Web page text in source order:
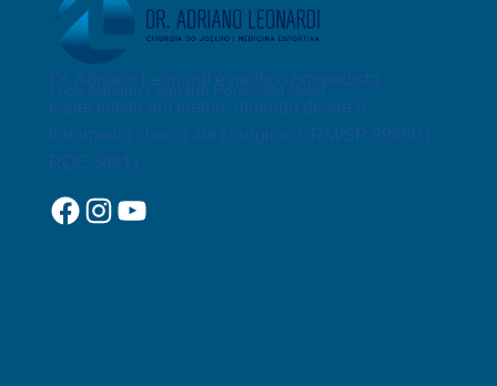
LIGAMENTO
CRUZADO
Logo Adriano Leonardi Horizontal Novo
Dr. Adriano Leonardi é médico ortopedista
especialista em joelho, atuando desde o
tratamento clínico até cirurgico. CRM/SP 99660 |
RQE 38911
Facebook
Instagram
YouTube